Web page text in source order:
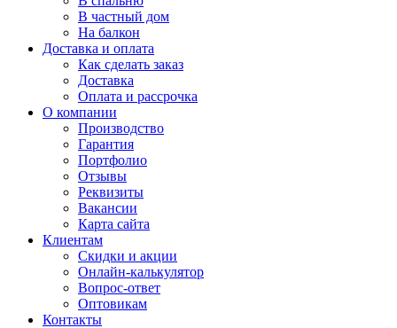
В частный дом
На балкон
Доставка и оплата
Как сделать заказ
Доставка
Оплата и рассрочка
О компании
Производство
Гарантия
Портфолио
Отзывы
Реквизиты
Вакансии
Карта сайта
Клиентам
Скидки и акции
Онлайн-калькулятор
Вопрос-ответ
Оптовикам
Контакты